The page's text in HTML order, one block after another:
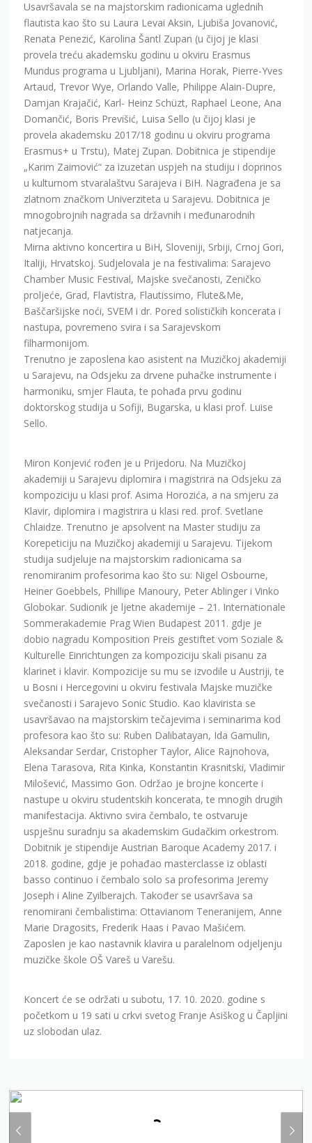
Usavršavala se na majstorskim radionicama uglednih
flautista kao što su Laura Levai Aksin, Ljubiša Jovanović,
Renata Penezić, Karolina Šantl Zupan (u čijoj je klasi
provela treću akademsku godinu u okviru Erasmus
Mundus programa u Ljubljani), Marina Horak, Pierre-Yves
Artaud, Trevor Wye, Orlando Valle, Philippe Alain-Dupre,
Damjan Krajačić, Karl- Heinz Schüzt, Raphael Leone, Ana
Domančić, Boris Previšić, Luisa Sello (u čijoj klasi je
provela akademsku 2017/18 godinu u okviru programa
Erasmus+ u Trstu), Matej Zupan. Dobitnica je stipendije
„Karim Zaimović“ za izuzetan uspjeh na studiju i doprinos
u kulturnom stvaralaštvu Sarajeva i BiH. Nagrađena je sa
zlatnom značkom Univerziteta u Sarajevu. Dobitnica je
mnogobrojnih nagrada sa državnih i međunarodnih
natjecanja.
Mirna aktivno koncertira u BiH, Sloveniji, Srbiji, Crnoj Gori,
Italiji, Hrvatskoj. Sudjelovala je na festivalima: Sarajevo
Chamber Music Festival, Majske svečanosti, Zeničko
proljeće, Grad, Flavtistra, Flautissimo, Flute&Me,
Baščaršijske noći, SVEM i dr. Pored solističkih koncerata i
nastupa, povremeno svira i sa Sarajevskom
filharmonijom.
Trenutno je zaposlena kao asistent na Muzičkoj akademiji
u Sarajevu, na Odsjeku za drvene puhačke instrumente i
harmoniku, smjer Flauta, te pohađa prvu godinu
doktorskog studija u Sofiji, Bugarska, u klasi prof. Luise
Sello.
Miron Konjević rođen je u Prijedoru. Na Muzičkoj
akademiji u Sarajevu diplomira i magistrira na Odsjeku za
kompoziciju u klasi prof. Asima Horozića, a na smjeru za
Klavir, diplomira i magistrira u klasi red. prof. Svetlane
Chlaidze. Trenutno je apsolvent na Master studiju za
Korepeticiju na Muzičkoj akademiji u Sarajevu. Tijekom
studija sudjeluje na majstorskim radionicama sa
renomiranim profesorima kao što su: Nigel Osbourne,
Heiner Goebbels, Phillipe Manoury, Peter Ablinger i Vinko
Globokar. Sudionik je ljetne akademije – 21. Internationale
Sommerakademie Prag Wien Budapest 2011. gdje je
dobio nagradu Komposition Preis gestiftet vom Soziale &
Kulturelle Einrichtungen za kompoziciju skali pisanu za
klarinet i klavir. Kompozicije su mu se izvodile u Austriji, te
u Bosni i Hercegovini u okviru festivala Majske muzičke
svečanosti i Sarajevo Sonic Studio. Kao klavirista se
usavršavao na majstorskim tečajevima i seminarima kod
profesora kao što su: Ruben Dalibatayan, Ida Gamulin,
Aleksandar Serdar, Cristopher Taylor, Alice Rajnohova,
Elena Tarasova, Rita Kinka, Konstantin Krasnitski, Vladimir
Milošević, Massimo Gon. Održao je brojne koncerte i
nastupe u okviru studentskih koncerata, te mnogih drugih
manifestacija. Aktivno svira čembalo, te ostvaruje
uspješnu suradnju sa akademskim Gudačkim orkestrom.
Dobitnik je stipendije Austrian Baroque Academy 2017. i
2018. godine, gdje je pohađao masterclasse iz oblasti
basso continuo i čembalo solo sa profesorima Jeremy
Joseph i Aline Zyilberajch. Također se usavršava sa
renomirani čembalistima: Ottavianom Teneranijem, Anne
Marie Dragosits, Frederik Haas i Pavao Mašićem.
Zaposlen je kao nastavnik klavira u paralelnom odjeljenju
muzičke škole OŠ Vareš u Varešu.
Koncert će se održati u subotu, 17. 10. 2020. godine s
početkom u 19 sati u crkvi svetog Franje Asiškog u Čapljini
uz slobodan ulaz.
OCTOBER 28, 2019